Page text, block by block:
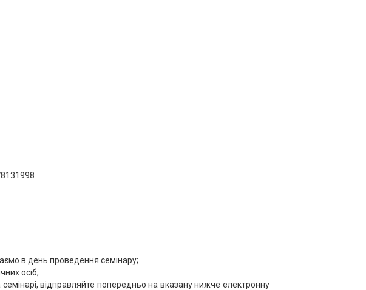
в день проведення семінару;
осіб;
відправляйте попередньо на вказану нижче електронну